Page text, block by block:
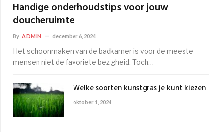
Handige onderhoudstips voor jouw
doucheruimte
By ADMIN december 6, 2024
Het schoonmaken van de badkamer is voor de meeste
mensen niet de favoriete bezigheid. Toch…
Welke soorten kunstgras je kunt kiezen
oktober 1, 2024